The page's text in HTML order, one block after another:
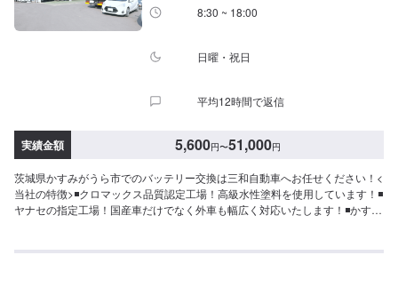
8:30 ~ 18:00
日曜・祝日
平均12時間で返信
実績金額 5,600円〜51,000円
茨城県かすみがうら市でのバッテリー交換は三和自動車へお任せください！<
当社の特徴>◾クロマックス品質認定工場！高級水性塗料を使用しています！◾
ヤナセの指定工場！国産車だけでなく外車も幅広く対応いたします！◾かすみ
間があまり取れない…などのご相談もお気軽にどうぞ！【1】オファーにてお